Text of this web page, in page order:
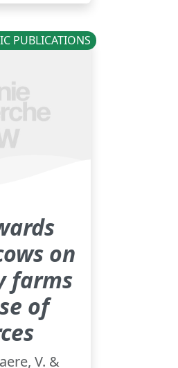
PUBLICATIONS
on
farms
of
V. &